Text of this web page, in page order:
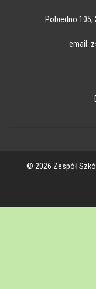
Pobiedno
email:
© 2026 Zespół